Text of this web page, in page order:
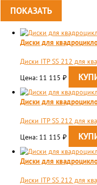
Диски для
Диски ITP SS 212 для
Цена: 11 115 ₽
Диски для
Диски ITP SS 212 для
Цена: 11 115 ₽
Диски для
Диски ITP SS 212 для